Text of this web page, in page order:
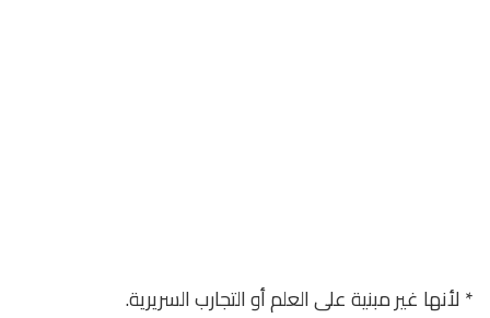
* لأنها غير مبنية على العلم أو التجارب السريرية.